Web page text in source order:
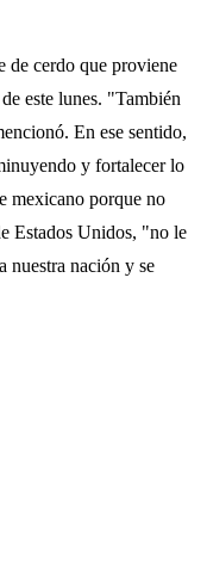
de cerdo que proviene
este lunes. "También
En ese sentido,
y fortalecer lo
mexicano porque no
Estados Unidos, "no le
nuestra nación y se